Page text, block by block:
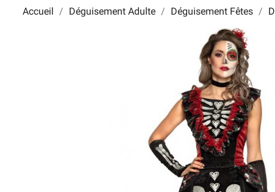
Accueil Déguisement Adulte Déguisement Fêtes